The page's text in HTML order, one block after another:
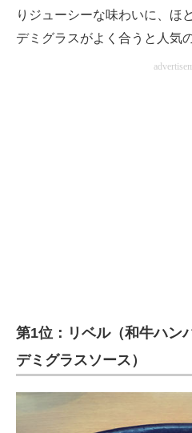
りジューシーな味わいに、ほ
デミグラスがよく合うと人気
第1位：リベル（和牛ハン
デミグラスソース）